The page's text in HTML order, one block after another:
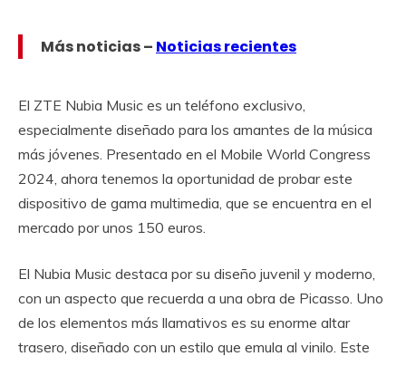
Más noticias – Noticias recientes
El ZTE Nubia Music es un teléfono exclusivo,
especialmente diseñado para los amantes de la música
más jóvenes. Presentado en el Mobile World Congress
2024, ahora tenemos la oportunidad de probar este
dispositivo de gama multimedia, que se encuentra en el
mercado por unos 150 euros.
El Nubia Music destaca por su diseño juvenil y moderno,
con un aspecto que recuerda a una obra de Picasso. Uno
de los elementos más llamativos es su enorme altar
trasero, diseñado con un estilo que emula al vinilo. Este